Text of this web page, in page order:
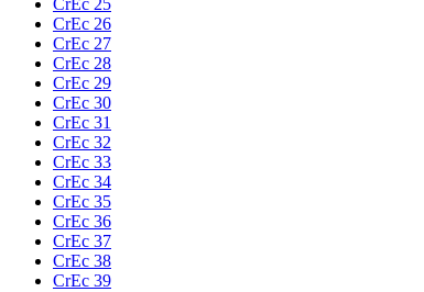
CrEc 26
CrEc 27
CrEc 28
CrEc 29
CrEc 30
CrEc 31
CrEc 32
CrEc 33
CrEc 34
CrEc 35
CrEc 36
CrEc 37
CrEc 38
CrEc 39